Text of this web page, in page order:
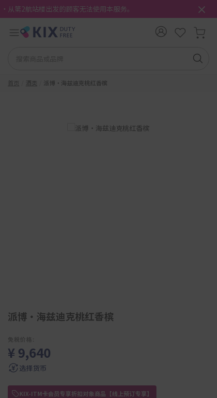
・从第2航站楼出发的顾客无法使用本服务。
首页 酒类 派博·海兹迪克桃红香槟
派博·海兹迪克桃红香槟
¥ 9,640
选择货币
KIX-ITM卡会员专享折扣对象商品【线上预订专享】